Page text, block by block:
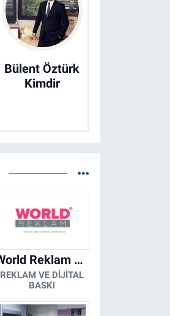
Bülent Öztürk
Kimdir
World Reklam Copy Center
REKLAM VE DIJITAL
BASKI